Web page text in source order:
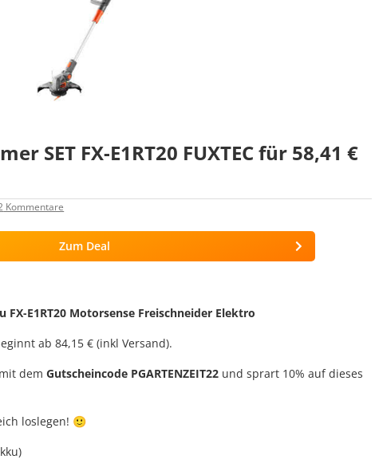
SET FX-E1RT20 FUXTEC für 58,41 €
Kommentare
Zum Deal
FX-E1RT20 Motorsense Freischneider Elektro
ab 84,15 € (inkl Versand).
dem Gutscheincode PGARTENZEIT22 und sprart 10% auf dieses
loslegen! 🙂